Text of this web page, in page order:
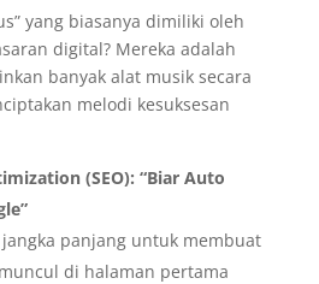
yang biasanya dimiliki oleh
digital? Mereka adalah
banyak alat musik secara
melodi kesuksesan
(SEO): “Biar Auto
panjang untuk membuat
di halaman pertama